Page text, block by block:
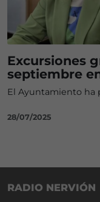
Excursiones
septiembre
El Ayuntamiento ha
28/07/2025
RADIO NERVIÓN